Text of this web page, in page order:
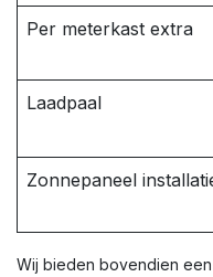
Per meterkast extra
Laadpaal
Zonnepaneel
Wij bieden bovendien